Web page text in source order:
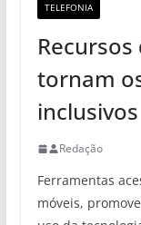
TELEFONIA
tornam
inclusivos
Redação
Ferramentas
móveis,